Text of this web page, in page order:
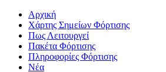
Αρχική
Χάρτης Σημείων Φόρτισης
Πως Λειτουργεί
Πακέτα Φόρτισης
Πληροφορίες Φόρτισης
Νέα